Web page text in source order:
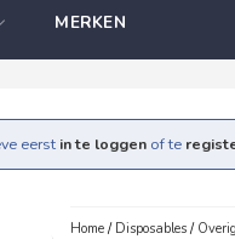
MERKEN
eerst in te loggen of te
Home/ Disposables/